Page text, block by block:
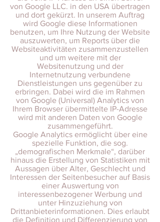
von Google LLC. in den USA übertragen
und dort gekürzt. In unserem Auftrag
wird Google diese Informationen
benutzen, um Ihre Nutzung der Website
auszuwerten, um Reports über die
Websiteaktivitäten zusammenzustellen
und um weitere mit der
Websitenutzung und der
Internetnutzung verbundene
Dienstleistungen uns gegenüber zu
erbringen. Dabei wird die im Rahmen
von Google (Universal) Analytics von
Ihrem Browser übermittelte IP-Adresse
wird mit anderen Daten von Google
zusammengeführt.
Google Analytics ermöglicht über eine
spezielle Funktion, die sog.
„demografischen Merkmale“, darüber
hinaus die Erstellung von Statistiken mit
Aussagen über Alter, Geschlecht und
Interessen der Seitenbesucher auf Basis
einer Auswertung von
interessenbezogener Werbung und
unter Hinzuziehung von
Drittanbieterinformationen. Dies erlaubt
die Definition und Differenzierung von